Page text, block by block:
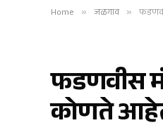
Home » जळगाव »
फडणवीस
कोणते